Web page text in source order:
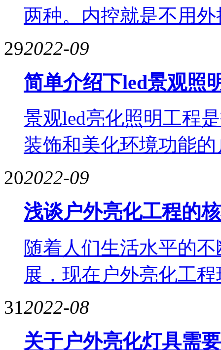
两种。内控就是不用
292022-09
简单介绍下led景观照
景观led亮化照明工程
装饰和美化环境功能
202022-09
浅谈户外亮化工程的
随着人们生活水平的
展，现在户外亮化工
312022-08
关于户外亮化灯具需